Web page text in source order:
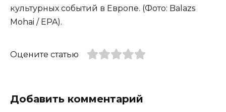
культурных событий в Европе. (Фото: Balazs
Mohai / EPA).
Оцените статью
Добавить комментарий